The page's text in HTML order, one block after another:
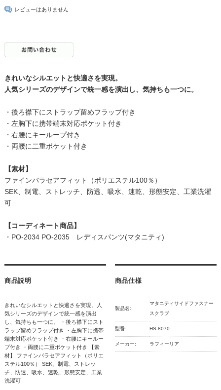
レビューはありません
きれいなシルエットと快適さを実現。
人気シリーズのデザインで統一感を演出し、気持ちも一つに。
・後ろ襟下にストラップ留めフラップ付き
・左胸下に携帯端末対応ポケット付き
・右腰にキーループ付き
・両腰に二重ポケット付き
【素材】
ファインバラセアフィット（ポリエステル100％）
SEK、制電、ストレッチ、防透、吸水、速乾、形態安定、工業洗濯
可
【コーディネート商品】
・ PO-2034 PO-2035 レディスパンツ(マタニティ)
商品説明
きれいなシルエットと快適さを実現。人
気シリーズのデザインで統一感を演出
し、気持ちも一つに。 ・後ろ襟下にスト
ラップ留めフラップ付き ・左胸下に携帯
端末対応ポケット付き ・右腰にキールー
プ付き ・両腰に二重ポケット付き 【素
材】 ファインバラセアフィット（ポリエ
ステル100％） SEK、制電、ストレッ
チ、防透、吸水、速乾、形態安定、工業
洗濯可
商品仕様
製品名:
マタニティサイドファスナー
スクラブ
型番: HS-8070
メーカー: ラフィーリア